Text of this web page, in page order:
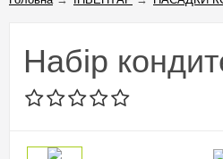
Набір